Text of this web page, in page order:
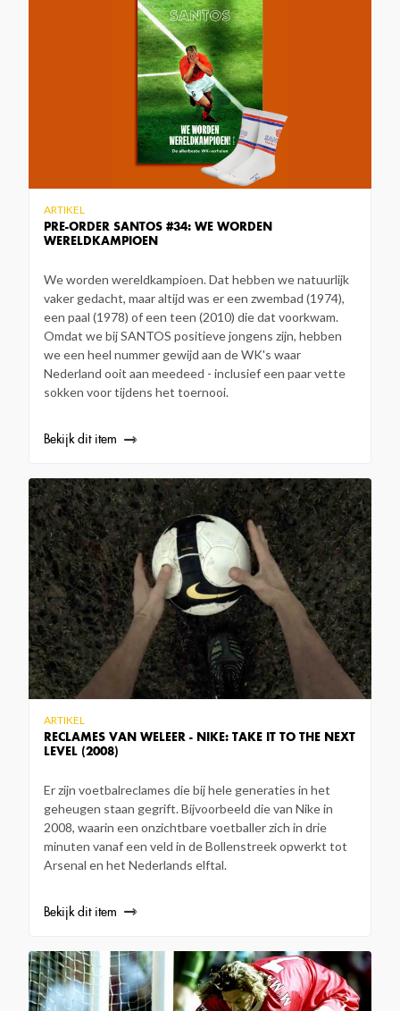
PRE-ORDER SANTOS #34: WE WORDEN
WERELDKAMPIOEN
ARTIKEL
We worden wereldkampioen. Dat hebben we natuurlijk
vaker gedacht, maar altijd was er een zwembad (1974),
een paal (1978) of een teen (2010) die dat voorkwam.
Omdat we bij SANTOS positieve jongens zijn, hebben
we een heel nummer gewijd aan de WK's waar
Nederland ooit aan meedeed - inclusief een paar vette
sokken voor tijdens het toernooi.
Bekijk dit item
RECLAMES VAN WELEER - NIKE: TAKE IT TO THE NEXT
LEVEL (2008)
ARTIKEL
Er zijn voetbalreclames die bij hele generaties in het
geheugen staan gegrift. Bijvoorbeeld die van Nike in
2008, waarin een onzichtbare voetballer zich in drie
minuten vanaf een veld in de Bollenstreek opwerkt tot
Arsenal en het Nederlands elftal.
Bekijk dit item